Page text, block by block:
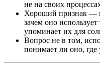
не на своих
Хороший признак —
зачем оно
упоминает их для
Вопрос не в том,
понимает ли оно, где